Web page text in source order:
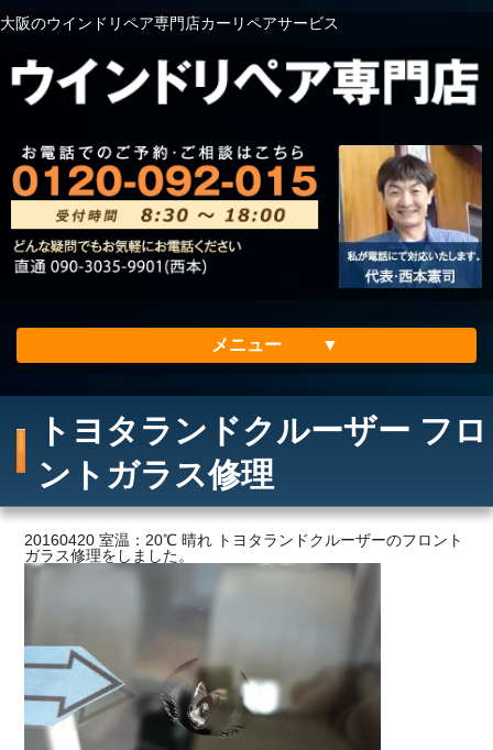
大阪のウインドリペア専門店カーリペアサービス
メニュー
会社案内
メリット
ご利用の流れ
トヨタランドクルーザー フロ
ントガラス修理
20160420 室温：20℃ 晴れ トヨタランドクルーザーのフロント
ガラス修理をしました。